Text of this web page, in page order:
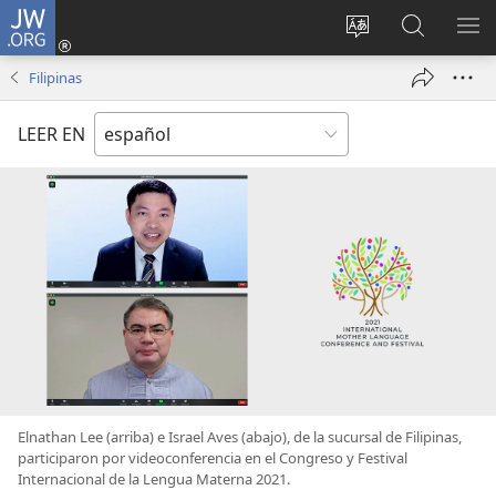
JW.ORG
Cambiar
del sitio
Iniciar
sesión
nueva
en
jw.org
Filipinas
LEER EN
Elnathan Lee (arriba) e Israel Aves (abajo), de la sucursal de Filipinas,
participaron por videoconferencia en el Congreso y Festival
Internacional de la Lengua Materna 2021.